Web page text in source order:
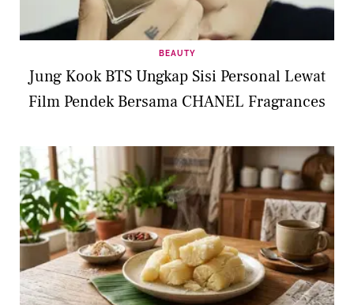
BEAUTY
Jung Kook BTS Ungkap Sisi Personal Lewat
Film Pendek Bersama CHANEL Fragrances